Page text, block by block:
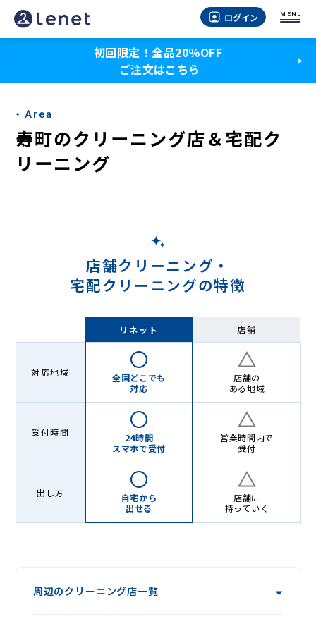
寿
町
宅
配
ク
Lenet〈リ
ネ
ログイン MENU
初回限定！全品20％OFF
ご注文はこちら
Area
寿町のクリーニング店＆宅配ク
リーニング
店舗クリーニング・
宅配クリーニングの特徴
リネット 店舗
対応地域
全国どこでも
対応
店舗の
ある地域
受付時間
24時間
スマホで受付
営業時間内で
受付
出し方
自宅から
出せる
店舗に
持っていく
周辺のクリーニング店一覧